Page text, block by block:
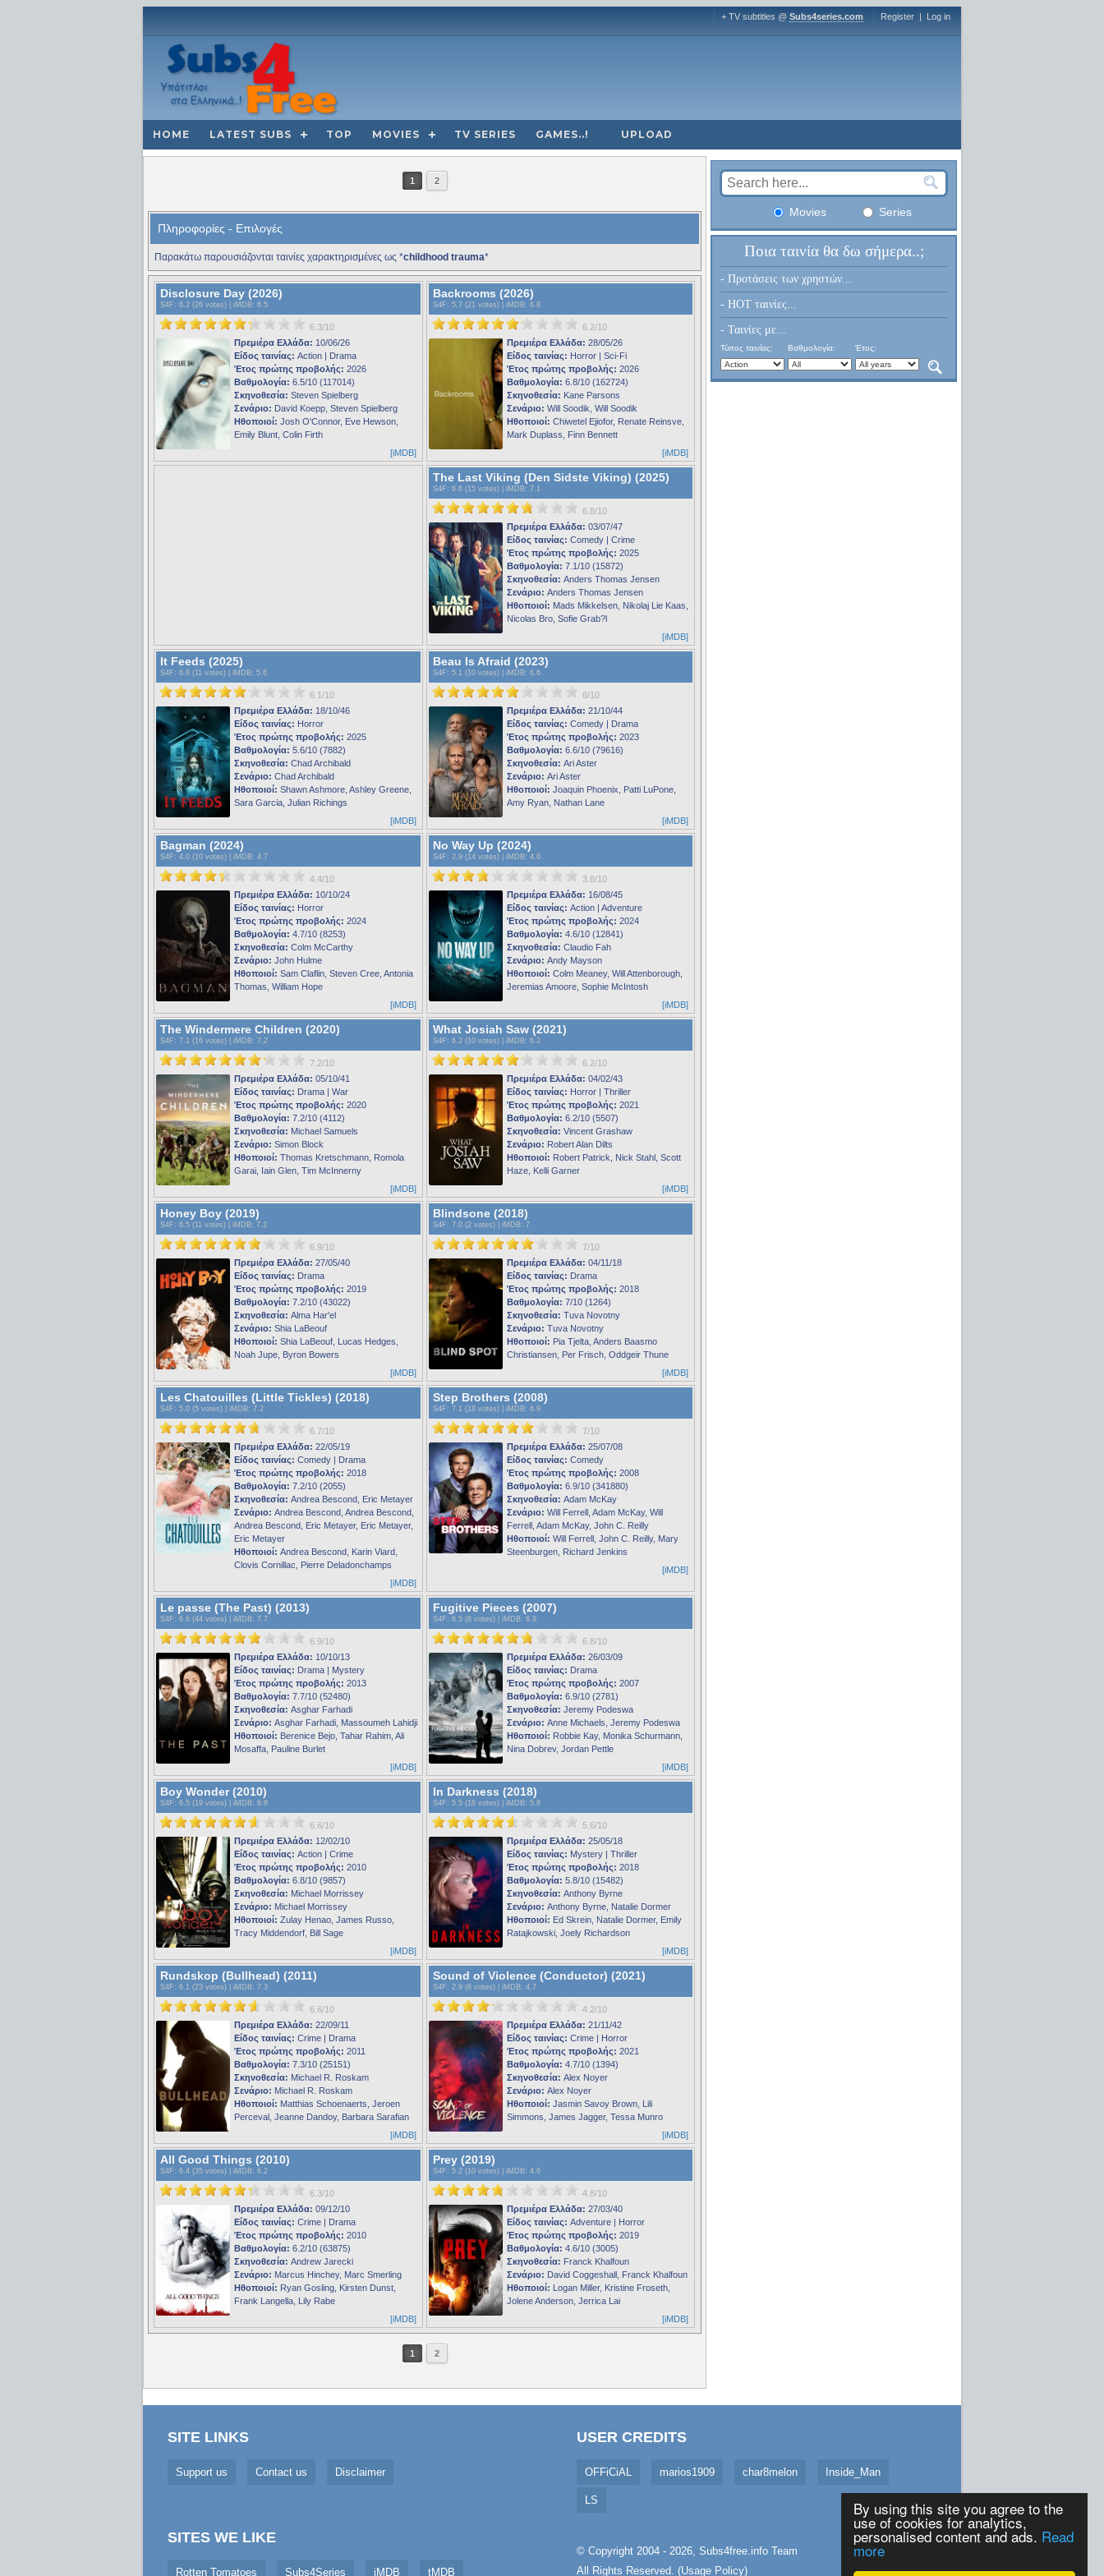
By using this site you agree to the
use of cookies for analytics,
personalised content and ads. Read
more
+ TV subtitles @ Subs4series.com Register | Log in
HOME LATEST SUBS TOP MOVIES TV SERIES GAMES..! UPLOAD
1 2
Πληροφορίες - Επιλογές
Παρακάτω παρουσιάζονται ταινίες χαρακτηρισμένες ως *childhood trauma*
Disclosure Day (2026)
S4F : 6.2 (26 votes) | iMDB: 6.5
6.3/10
Πρεμιέρα Ελλάδα: 10/06/26
Είδος ταινίας: Action | Drama
Έτος πρώτης προβολής: 2026
Βαθμολογία: 6.5/10 (117014)
Σκηνοθεσία: Steven Spielberg
Σενάριο: David Koepp, Steven Spielberg
Ηθοποιοί: Josh O'Connor, Eve Hewson,
Emily Blunt, Colin Firth
[iMDB]
Backrooms (2026)
S4F : 5.7 (21 votes) | iMDB: 6.8
6.2/10
Πρεμιέρα Ελλάδα: 28/05/26
Είδος ταινίας: Horror | Sci-Fi
Έτος πρώτης προβολής: 2026
Βαθμολογία: 6.8/10 (162724)
Σκηνοθεσία: Kane Parsons
Σενάριο: Will Soodik, Will Soodik
Ηθοποιοί: Chiwetel Ejiofor, Renate Reinsve,
Mark Duplass, Finn Bennett
[iMDB]
The Last Viking (Den Sidste Viking) (2025)
S4F : 6.6 (15 votes) | iMDB: 7.1
6.8/10
Πρεμιέρα Ελλάδα: 03/07/47
Είδος ταινίας: Comedy | Crime
Έτος πρώτης προβολής: 2025
Βαθμολογία: 7.1/10 (15872)
Σκηνοθεσία: Anders Thomas Jensen
Σενάριο: Anders Thomas Jensen
Ηθοποιοί: Mads Mikkelsen, Nikolaj Lie Kaas,
Nicolas Bro, Sofie Grab?l
[iMDB]
It Feeds (2025)
S4F : 6.8 (11 votes) | iMDB: 5.6
6.1/10
Πρεμιέρα Ελλάδα: 18/10/46
Είδος ταινίας: Horror
Έτος πρώτης προβολής: 2025
Βαθμολογία: 5.6/10 (7882)
Σκηνοθεσία: Chad Archibald
Σενάριο: Chad Archibald
Ηθοποιοί: Shawn Ashmore, Ashley Greene,
Sara Garcia, Julian Richings
[iMDB]
Beau Is Afraid (2023)
S4F : 5.1 (10 votes) | iMDB: 6.6
6/10
Πρεμιέρα Ελλάδα: 21/10/44
Είδος ταινίας: Comedy | Drama
Έτος πρώτης προβολής: 2023
Βαθμολογία: 6.6/10 (79616)
Σκηνοθεσία: Ari Aster
Σενάριο: Ari Aster
Ηθοποιοί: Joaquin Phoenix, Patti LuPone,
Amy Ryan, Nathan Lane
[iMDB]
Bagman (2024)
S4F : 4.0 (10 votes) | iMDB: 4.7
4.4/10
Πρεμιέρα Ελλάδα: 10/10/24
Είδος ταινίας: Horror
Έτος πρώτης προβολής: 2024
Βαθμολογία: 4.7/10 (8253)
Σκηνοθεσία: Colm McCarthy
Σενάριο: John Hulme
Ηθοποιοί: Sam Claflin, Steven Cree, Antonia
Thomas, William Hope
[iMDB]
No Way Up (2024)
S4F : 2.9 (14 votes) | iMDB: 4.6
3.8/10
Πρεμιέρα Ελλάδα: 16/08/45
Είδος ταινίας: Action | Adventure
Έτος πρώτης προβολής: 2024
Βαθμολογία: 4.6/10 (12841)
Σκηνοθεσία: Claudio Fah
Σενάριο: Andy Mayson
Ηθοποιοί: Colm Meaney, Will Attenborough,
Jeremias Amoore, Sophie McIntosh
[iMDB]
The Windermere Children (2020)
S4F : 7.1 (16 votes) | iMDB: 7.2
7.2/10
Πρεμιέρα Ελλάδα: 05/10/41
Είδος ταινίας: Drama | War
Έτος πρώτης προβολής: 2020
Βαθμολογία: 7.2/10 (4112)
Σκηνοθεσία: Michael Samuels
Σενάριο: Simon Block
Ηθοποιοί: Thomas Kretschmann, Romola
Garai, Iain Glen, Tim McInnerny
[iMDB]
What Josiah Saw (2021)
S4F : 6.2 (10 votes) | iMDB: 6.2
6.2/10
Πρεμιέρα Ελλάδα: 04/02/43
Είδος ταινίας: Horror | Thriller
Έτος πρώτης προβολής: 2021
Βαθμολογία: 6.2/10 (5507)
Σκηνοθεσία: Vincent Grashaw
Σενάριο: Robert Alan Dilts
Ηθοποιοί: Robert Patrick, Nick Stahl, Scott
Haze, Kelli Garner
[iMDB]
Honey Boy (2019)
S4F : 6.5 (11 votes) | iMDB: 7.2
6.9/10
Πρεμιέρα Ελλάδα: 27/05/40
Είδος ταινίας: Drama
Έτος πρώτης προβολής: 2019
Βαθμολογία: 7.2/10 (43022)
Σκηνοθεσία: Alma Har'el
Σενάριο: Shia LaBeouf
Ηθοποιοί: Shia LaBeouf, Lucas Hedges,
Noah Jupe, Byron Bowers
[iMDB]
Blindsone (2018)
S4F : 7.0 (2 votes) | iMDB: 7
7/10
Πρεμιέρα Ελλάδα: 04/11/18
Είδος ταινίας: Drama
Έτος πρώτης προβολής: 2018
Βαθμολογία: 7/10 (1264)
Σκηνοθεσία: Tuva Novotny
Σενάριο: Tuva Novotny
Ηθοποιοί: Pia Tjelta, Anders Baasmo
Christiansen, Per Frisch, Oddgeir Thune
[iMDB]
Les Chatouilles (Little Tickles) (2018)
S4F : 5.0 (5 votes) | iMDB: 7.2
6.7/10
Πρεμιέρα Ελλάδα: 22/05/19
Είδος ταινίας: Comedy | Drama
Έτος πρώτης προβολής: 2018
Βαθμολογία: 7.2/10 (2055)
Σκηνοθεσία: Andrea Bescond, Eric Metayer
Σενάριο: Andrea Bescond, Andrea Bescond,
Andrea Bescond, Eric Metayer, Eric Metayer,
Eric Metayer
Ηθοποιοί: Andrea Bescond, Karin Viard,
Clovis Cornillac, Pierre Deladonchamps
[iMDB]
Step Brothers (2008)
S4F : 7.1 (18 votes) | iMDB: 6.9
7/10
Πρεμιέρα Ελλάδα: 25/07/08
Είδος ταινίας: Comedy
Έτος πρώτης προβολής: 2008
Βαθμολογία: 6.9/10 (341880)
Σκηνοθεσία: Adam McKay
Σενάριο: Will Ferrell, Adam McKay, Will
Ferrell, Adam McKay, John C. Reilly
Ηθοποιοί: Will Ferrell, John C. Reilly, Mary
Steenburgen, Richard Jenkins
[iMDB]
Le passe (The Past) (2013)
S4F : 6.6 (44 votes) | iMDB: 7.7
6.9/10
Πρεμιέρα Ελλάδα: 10/10/13
Είδος ταινίας: Drama | Mystery
Έτος πρώτης προβολής: 2013
Βαθμολογία: 7.7/10 (52480)
Σκηνοθεσία: Asghar Farhadi
Σενάριο: Asghar Farhadi, Massoumeh Lahidji
Ηθοποιοί: Berenice Bejo, Tahar Rahim, Ali
Mosaffa, Pauline Burlet
[iMDB]
Fugitive Pieces (2007)
S4F : 6.5 (8 votes) | iMDB: 6.9
6.8/10
Πρεμιέρα Ελλάδα: 26/03/09
Είδος ταινίας: Drama
Έτος πρώτης προβολής: 2007
Βαθμολογία: 6.9/10 (2781)
Σκηνοθεσία: Jeremy Podeswa
Σενάριο: Anne Michaels, Jeremy Podeswa
Ηθοποιοί: Robbie Kay, Monika Schurmann,
Nina Dobrev, Jordan Pettle
[iMDB]
Boy Wonder (2010)
S4F : 6.5 (19 votes) | iMDB: 6.8
6.6/10
Πρεμιέρα Ελλάδα: 12/02/10
Είδος ταινίας: Action | Crime
Έτος πρώτης προβολής: 2010
Βαθμολογία: 6.8/10 (9857)
Σκηνοθεσία: Michael Morrissey
Σενάριο: Michael Morrissey
Ηθοποιοί: Zulay Henao, James Russo,
Tracy Middendorf, Bill Sage
[iMDB]
In Darkness (2018)
S4F : 5.5 (18 votes) | iMDB: 5.8
5.6/10
Πρεμιέρα Ελλάδα: 25/05/18
Είδος ταινίας: Mystery | Thriller
Έτος πρώτης προβολής: 2018
Βαθμολογία: 5.8/10 (15482)
Σκηνοθεσία: Anthony Byrne
Σενάριο: Anthony Byrne, Natalie Dormer
Ηθοποιοί: Ed Skrein, Natalie Dormer, Emily
Ratajkowski, Joely Richardson
[iMDB]
Rundskop (Bullhead) (2011)
S4F : 6.1 (23 votes) | iMDB: 7.3
6.6/10
Πρεμιέρα Ελλάδα: 22/09/11
Είδος ταινίας: Crime | Drama
Έτος πρώτης προβολής: 2011
Βαθμολογία: 7.3/10 (25151)
Σκηνοθεσία: Michael R. Roskam
Σενάριο: Michael R. Roskam
Ηθοποιοί: Matthias Schoenaerts, Jeroen
Perceval, Jeanne Dandoy, Barbara Sarafian
[iMDB]
Sound of Violence (Conductor) (2021)
S4F : 2.9 (6 votes) | iMDB: 4.7
4.2/10
Πρεμιέρα Ελλάδα: 21/11/42
Είδος ταινίας: Crime | Horror
Έτος πρώτης προβολής: 2021
Βαθμολογία: 4.7/10 (1394)
Σκηνοθεσία: Alex Noyer
Σενάριο: Alex Noyer
Ηθοποιοί: Jasmin Savoy Brown, Lili
Simmons, James Jagger, Tessa Munro
[iMDB]
All Good Things (2010)
S4F : 6.4 (35 votes) | iMDB: 6.2
6.3/10
Πρεμιέρα Ελλάδα: 09/12/10
Είδος ταινίας: Crime | Drama
Έτος πρώτης προβολής: 2010
Βαθμολογία: 6.2/10 (63875)
Σκηνοθεσία: Andrew Jarecki
Σενάριο: Marcus Hinchey, Marc Smerling
Ηθοποιοί: Ryan Gosling, Kirsten Dunst,
Frank Langella, Lily Rabe
[iMDB]
Prey (2019)
S4F : 5.2 (10 votes) | iMDB: 4.6
4.8/10
Πρεμιέρα Ελλάδα: 27/03/40
Είδος ταινίας: Adventure | Horror
Έτος πρώτης προβολής: 2019
Βαθμολογία: 4.6/10 (3005)
Σκηνοθεσία: Franck Khalfoun
Σενάριο: David Coggeshall, Franck Khalfoun
Ηθοποιοί: Logan Miller, Kristine Froseth,
Jolene Anderson, Jerrica Lai
[iMDB]
1 2
Movies Series
Ποια ταινία θα δω σήμερα..;
- Προτάσεις των χρηστών...
- HOT ταινίες...
- Ταινίες με...
Τύπος ταινίας: Βαθμολογία: Έτος:
SITE LINKS
Support us Contact us Disclaimer
SITES WE LIKE
Rotten Tomatoes Subs4Series iMDB tMDB
USER CREDITS
OFFiCiAL marios1909 char8melon Inside_Man
LS
© Copyright 2004 - 2026, Subs4free.info Team
All Rights Reserved. (Usage Policy)